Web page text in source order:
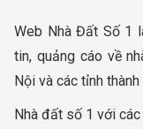
Web Nhà Đất Số 1
tin, quảng cáo về
Nội và các tỉnh
Nhà đất số 1 với